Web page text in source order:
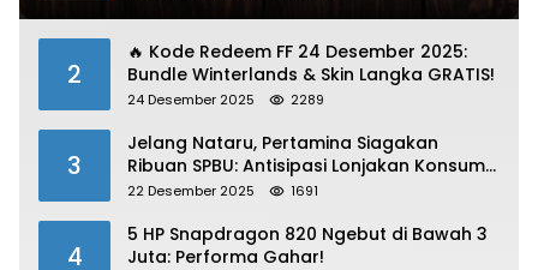
2
🔥 Kode Redeem FF 24 Desember 2025:
Bundle Winterlands & Skin Langka GRATIS!
24 Desember 2025 2289
3
Jelang Nataru, Pertamina Siagakan
Ribuan SPBU: Antisipasi Lonjakan Konsumsi
BBM dan LPG!
22 Desember 2025 1691
4
5 HP Snapdragon 820 Ngebut di Bawah 3
Juta: Performa Gahar!